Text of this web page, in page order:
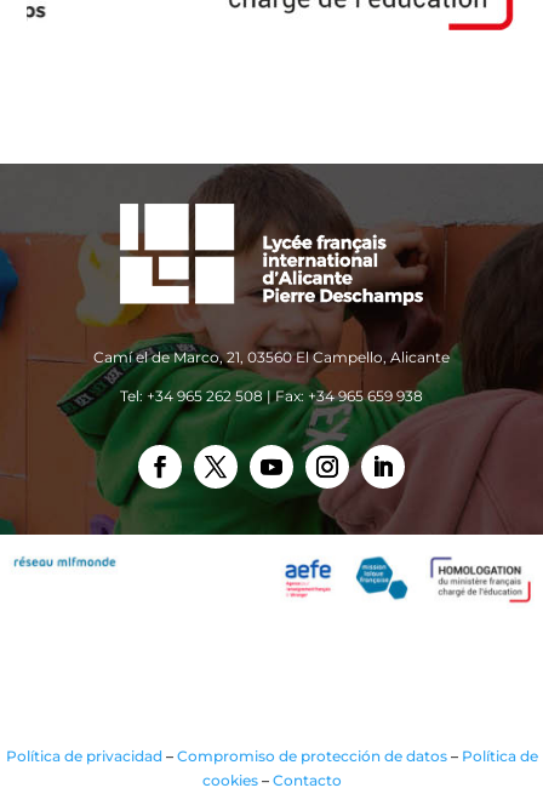
Camí el de Marco, 21, 03560 El Campello, Alicante
Tel: +34 965 262 508 | Fax: +34 965 659 938
Política de privacidad – Compromiso de protección de datos– Política de
cookies– Contacto